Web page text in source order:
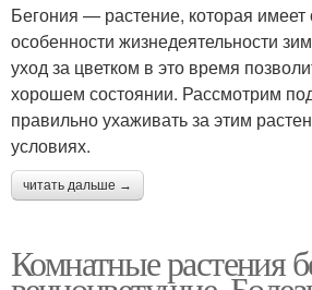
Бегония — растение, которая
особенности жизнедеятельности
уход за цветком в это время
хорошем состоянии. Рассмотрим
правильно ухаживать за этим
условиях.
читать дальше →
Комнатные растения